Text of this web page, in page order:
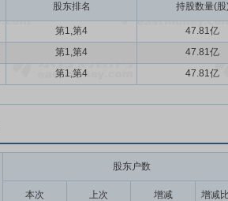
股东排名 持股数量(股
第1,第4
47.81亿
第1,第4
47.81亿
第1,第4 47.81亿
股东户数
本次 上次 增减 增减